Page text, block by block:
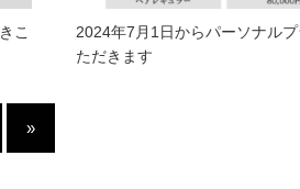
こ
2024年7月1日からパーソナル
ただきます
»